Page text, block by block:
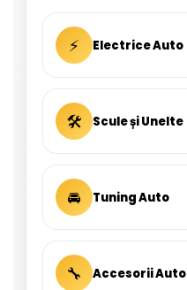
⚡ Electrice Auto
🛠 Scule și Unelte
🚘 Tuning Auto
🔧 Accesorii Auto